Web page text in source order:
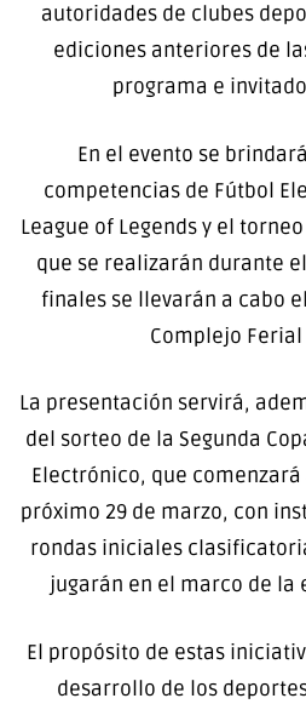
autoridades de clubes
ediciones anteriores de
programa e
En el evento se
competencias de Fútbol
League of Legends y el
que se realizarán durante
finales se llevarán a cabo
Complejo Ferial
La presentación servirá,
del sorteo de la Segunda
Electrónico, que
próximo 29 de marzo, con
rondas iniciales
jugarán en el marco de la
El propósito de estas
desarrollo de los